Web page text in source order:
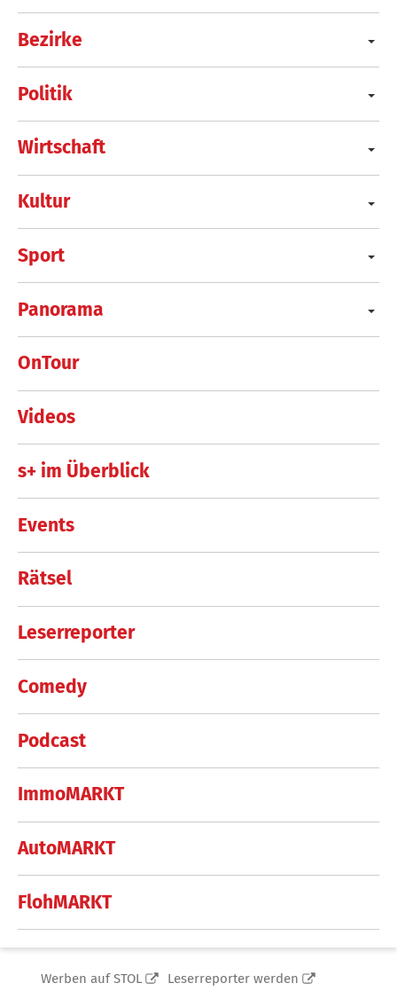
Bezirke
Politik
Wirtschaft
Kultur
Sport
Panorama
OnTour
Videos
s+ im Überblick
Events
Rätsel
Leserreporter
Comedy
Podcast
ImmoMARKT
AutoMARKT
FlohMARKT
Werben auf STOL
Leserreporter werden